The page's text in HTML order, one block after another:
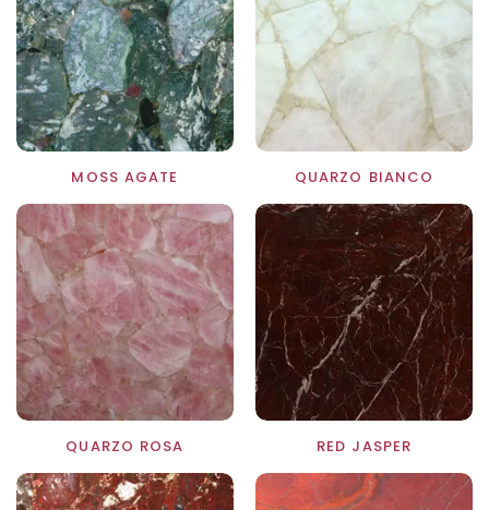
MOSS AGATE QUARZO BIANCO
QUARZO ROSA RED JASPER